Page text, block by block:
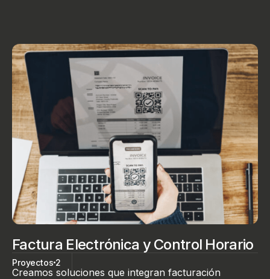
Proyectos 2
Factura Electrónica y Control Horario
Creamos soluciones que integran facturación